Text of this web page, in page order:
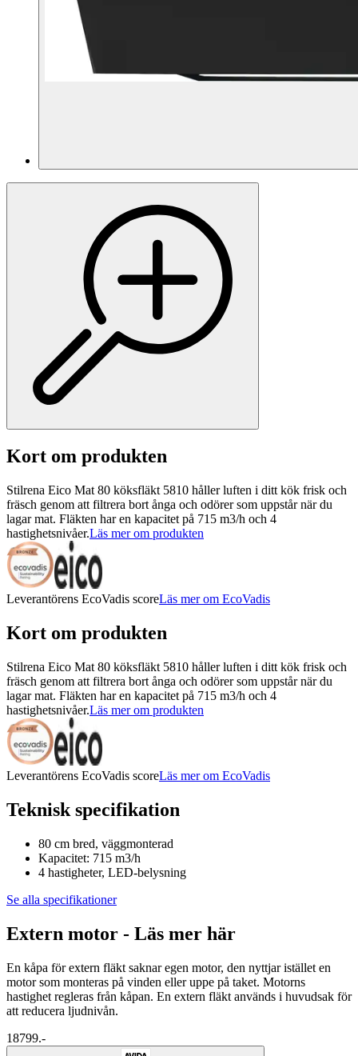
Kort om produkten
Stilrena Eico Mat 80 köksfläkt 5810 håller luften i ditt kök frisk och
fräsch genom att filtrera bort ånga och odörer som uppstår när du
lagar mat. Fläkten har en kapacitet på 715 m3/h och 4
hastighetsnivåer.Läs mer om produkten
Leverantörens EcoVadis scoreLäs mer om EcoVadis
Kort om produkten
Stilrena Eico Mat 80 köksfläkt 5810 håller luften i ditt kök frisk och
fräsch genom att filtrera bort ånga och odörer som uppstår när du
lagar mat. Fläkten har en kapacitet på 715 m3/h och 4
hastighetsnivåer.Läs mer om produkten
Leverantörens EcoVadis scoreLäs mer om EcoVadis
Teknisk specifikation
80 cm bred, väggmonterad
Kapacitet: 715 m3/h
4 hastigheter, LED-belysning
Se alla specifikationer
Extern motor - Läs mer här
En kåpa för extern fläkt saknar egen motor, den nyttjar istället en
motor som monteras på vinden eller uppe på taket. Motorns
hastighet regleras från kåpan. En extern fläkt används i huvudsak för
att reducera ljudnivån.
18799.-